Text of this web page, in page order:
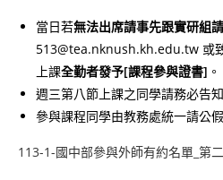
當日若無法出席請事先跟實研組
513@tea.nknush.kh.edu.tw 或
上課全勤者發予[課程參與證書] 。
週三第八節上課之同學請務必告
參與課程同學由教務處統一請公假
113-1-國中部參與外師有約名單_第